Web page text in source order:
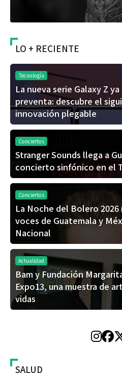
LO + RECIENTE
Tecnología
La nueva serie Galaxy Z
preventa: descubre el
innovación plegable
Conciertos
Stranger Sounds llega a
concierto sinfónico en el
Conciertos
La Noche del Bolero 2026
voces de Guatemala y
Nacional
Actualidad
Bam y Fundación
Expo13, una muestra de
vidas
SALUD